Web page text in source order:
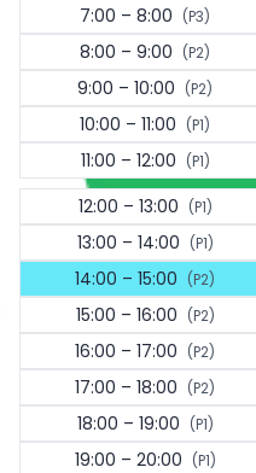
7:00 – 8:00 (P3)
8:00 – 9:00 (P2)
9:00 – 10:00 (P2)
10:00 – 11:00 (P1)
11:00 – 12:00 (P1)
12:00 – 13:00 (P1)
13:00 – 14:00 (P1)
14:00 – 15:00 (P2)
15:00 – 16:00 (P2)
16:00 – 17:00 (P2)
17:00 – 18:00 (P2)
18:00 – 19:00 (P1)
19:00 – 20:00 (P1)